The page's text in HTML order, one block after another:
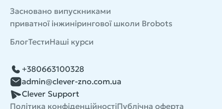
Засновано випускниками
приватної інжинірингової школи Brobots
БлогТестиНаші курси
+380663100328
admin@clever-zno.com.ua
Clever Support
Політика конфіденційностіПублічна оферта